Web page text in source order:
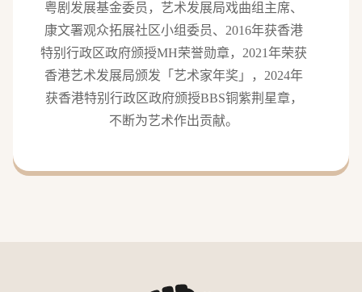
粤剧发展基金委员，艺术发展局戏曲组主席、
康文署观众拓展社区小组委员、2016年获香港
特别行政区政府颁授MH荣誉勋章，2021年荣获
香港艺术发展局颁发「艺术家年奖」，2024年
获香港特别行政区政府颁授BBS铜紫荆星章，
不断为艺术作出贡献。